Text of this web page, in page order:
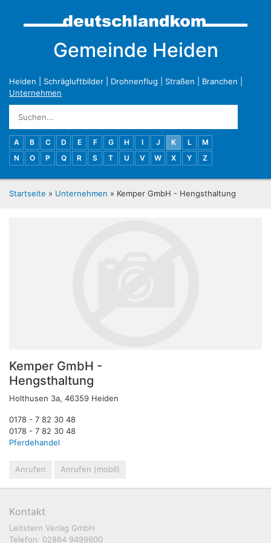
Gemeinde Heiden
Heiden Schrägluftbilder Drohnenflug Straßen Branchen
Unternehmen
A B C D E F G H I J K L
M
N
O P Q R S T U V W X Y Z
Startseite » Unternehmen » Kemper GmbH - Hengsthaltung
Kemper GmbH -
Hengsthaltung
Holthusen 3a, 46359 Heiden
0178 - 7 82 30 48
0178 - 7 82 30 48
Pferdehandel
Anrufen Anrufen (mobil)
Kontakt
Leitstern Verlag GmbH
Telefon: 02864 9499600